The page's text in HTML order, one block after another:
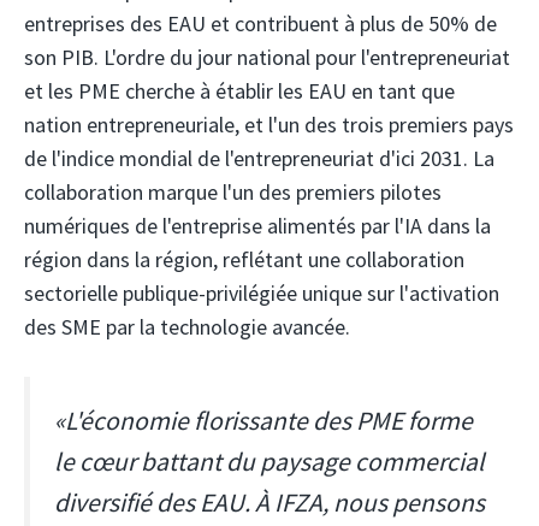
entreprises des EAU et contribuent à plus de 50% de
son PIB. L'ordre du jour national pour l'entrepreneuriat
et les PME cherche à établir les EAU en tant que
nation entrepreneuriale, et l'un des trois premiers pays
de l'indice mondial de l'entrepreneuriat d'ici 2031. La
collaboration marque l'un des premiers pilotes
numériques de l'entreprise alimentés par l'IA dans la
région dans la région, reflétant une collaboration
sectorielle publique-privilégiée unique sur l'activation
des SME par la technologie avancée.
«L'économie florissante des PME forme
le cœur battant du paysage commercial
diversifié des EAU. À IFZA, nous pensons